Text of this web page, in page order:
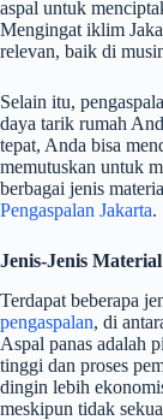
aspal untuk
Mengingat iklim
relevan, baik di
Selain itu,
daya tarik rumah
tepat, Anda bisa
memutuskan untuk
berbagai jenis
Pengaspalan Jakarta.
Jenis-Jenis
Terdapat beberapa
pengaspalan, di
Aspal panas adalah
tinggi dan proses
dingin lebih
meskipun tidak